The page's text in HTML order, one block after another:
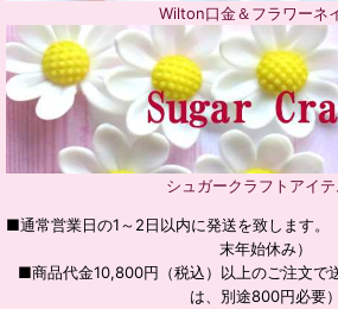
Wilton口金＆フラワーネ
シュガークラフトアイ
■通常営業日の1～2日以内に発送を致します。
末年始休み）
■商品代金10,800円（税込）以上のご注文で
は、別途800円必要）